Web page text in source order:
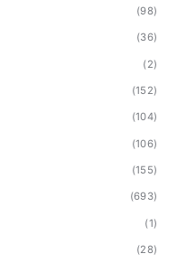
(98)
(36)
(2)
(152)
(104)
(106)
(155)
(693)
(1)
(28)